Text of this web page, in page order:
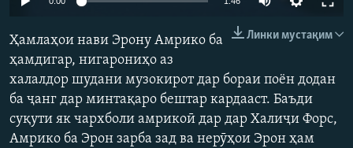
ПАЙГИРӢ КУНЕД
Auto 240p 360p
720p 1080p
480p
1080p
Линки мустақим
Ҳамлаҳои нави Эрону Амрико ба
ҳамдигар, нигарониҳо аз
халалдор шудани музокирот дар бораи поён додан
ба ҷанг дар минтақаро бештар кардааст. Баъди
суқути як чархболи амрикоӣ дар дар Халиҷи Форс,
Амрико ба Эрон зарба зад ва нерӯҳои Эрон ҳам